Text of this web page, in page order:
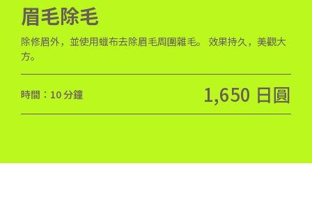
眉毛除毛
除修眉外，並使用蠟布去除眉毛周圍雜毛。 效果持久，美觀大
方。
時間：10 分鐘 1,650 日圓